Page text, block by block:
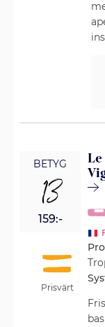
BETYG
13
159:-
Prisvärt